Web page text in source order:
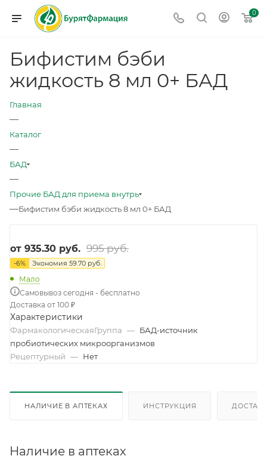
0
Бифистим бэби
жидкость 8 мл 0+ БАД
Главная
—
Каталог
—
БАД
—
Прочие БАД для приема внутрь
—Бифистим бэби жидкость 8 мл 0+ БАД
от 935.30 руб. 995 руб.
-6% Экономия 59.70 руб.
Мало
Самовывоз сегодня - бесплатно
Доставка от 100 ₽
Характеристики
ФармакологическаяГруппа — БАД-источник
пробиотических микроорганизмов
Рецептурный — Нет
НАЛИЧИЕ В АПТЕКАХ ИНСТРУКЦИЯ
Наличие в аптеках